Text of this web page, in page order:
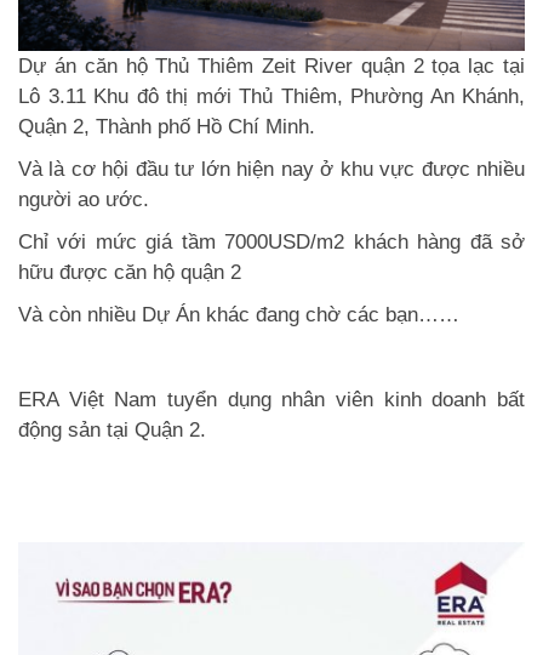
Dự án căn hộ Thủ Thiêm Zeit Riverquận 2 tọa lạc tại
Lô 3.11 Khu đô thị mới Thủ Thiêm, Phường An Khánh,
Quận 2, Thành phố Hồ Chí Minh.
Và là cơ hội đầu tư lớn hiện nay ở khu vực được nhiều
người ao ước.
Chỉ với mức giá tầm 7000USD/m2 khách hàng đã sở
hữu được căn hộ quận 2
Và còn nhiều Dự Án khác đang chờ các bạn……
ERA Việt Nam tuyển dụng nhân viên kinh doanh bất
động sản tại Quận 2.